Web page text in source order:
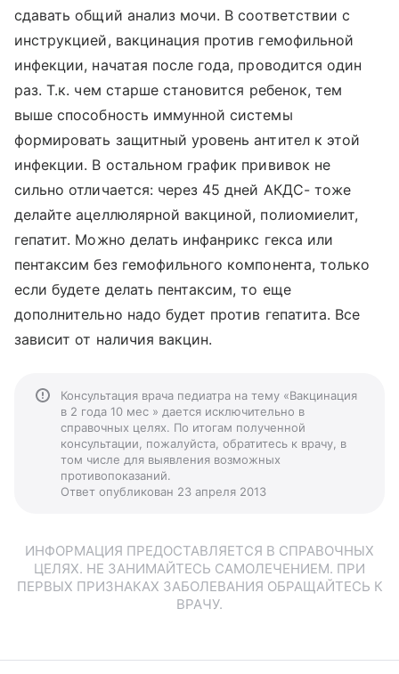
сдавать общий анализ мочи. В соответствии с
инструкцией, вакцинация против гемофильной
инфекции, начатая после года, проводится один
раз. Т.к. чем старше становится ребенок, тем
выше способность иммунной системы
формировать защитный уровень антител к этой
инфекции. В остальном график прививок не
сильно отличается: через 45 дней АКДС- тоже
делайте ацеллюлярной вакциной, полиомиелит,
гепатит. Можно делать инфанрикс гекса или
пентаксим без гемофильного компонента, только
если будете делать пентаксим, то еще
дополнительно надо будет против гепатита. Все
зависит от наличия вакцин.
Консультация врача педиатра на тему «Вакцинация
в 2 года 10 мес » дается исключительно в
справочных целях. По итогам полученной
консультации, пожалуйста, обратитесь к врачу, в
том числе для выявления возможных
противопоказаний.
Ответ опубликован 23 апреля 2013
ИНФОРМАЦИЯ ПРЕДОСТАВЛЯЕТСЯ В СПРАВОЧНЫХ
ЦЕЛЯХ. НЕ ЗАНИМАЙТЕСЬ САМОЛЕЧЕНИЕМ. ПРИ
ПЕРВЫХ ПРИЗНАКАХ ЗАБОЛЕВАНИЯ ОБРАЩАЙТЕСЬ К
ВРАЧУ.